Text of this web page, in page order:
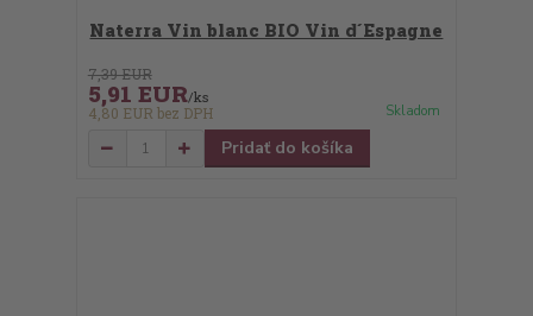
Naterra Vin blanc BIO Vin d´Espagne
7,39 EUR
5,91 EUR/ks
4,80 EUR bez DPH Skladom
Pridať do košíka